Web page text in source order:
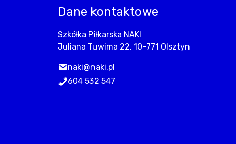
Dane kontaktowe
Szkółka Piłkarska NAKI
Juliana Tuwima 22, 10-771 Olsztyn
naki@naki.pl
604 532 547